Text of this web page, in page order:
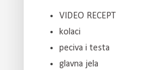
VIDEO RECEPT
kolaci
peciva i testa
glavna jela